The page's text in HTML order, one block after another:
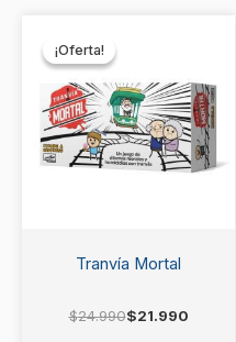
¡Oferta!
¡Oferta!
Tranvía Mortal
$24.990
era:
$24.990.
$21.990
es:
$21.990.